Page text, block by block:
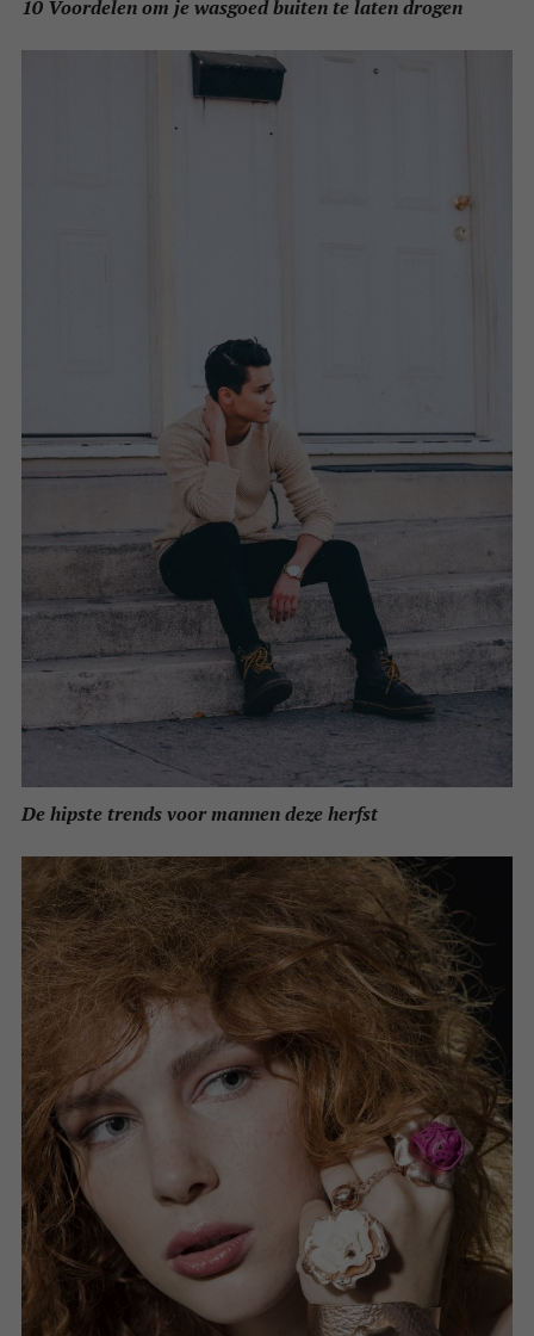
10 Voordelen om je wasgoed buiten te laten drogen
De hipste trends voor mannen deze herfst